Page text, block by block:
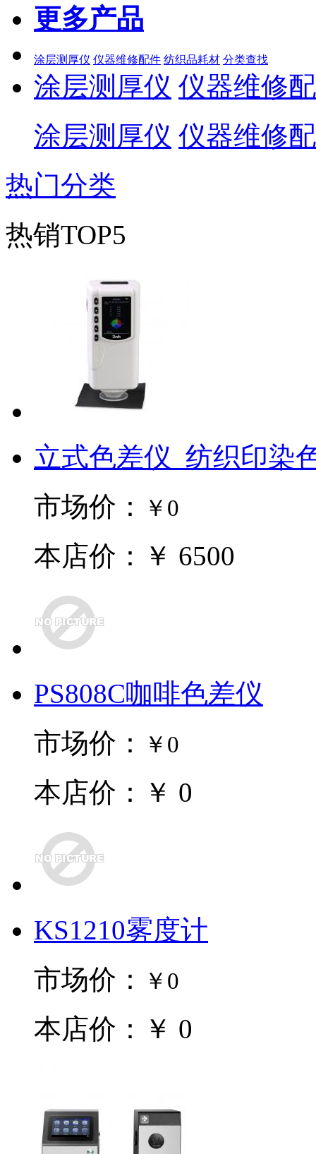
更多产品
涂层测厚仪 仪器维修配件 纺织品耗材 分类查找
涂层测厚仪 仪器维修
涂层测厚仪 仪器维修
热门分类
热销TOP5
立式色差仪_纺织印染
市场价：
￥0
本店价：￥ 6500
PS808C咖啡色差仪
市场价：
￥0
本店价：￥ 0
KS1210雾度计
市场价：
￥0
本店价：￥ 0